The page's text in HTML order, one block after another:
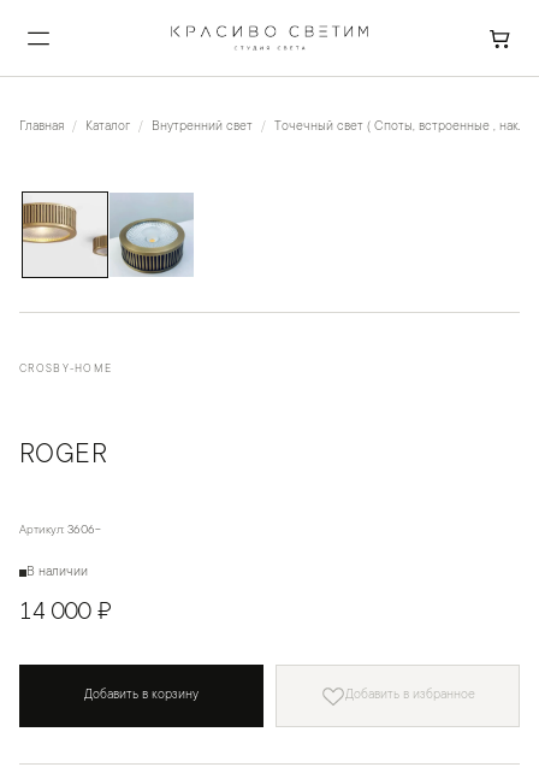
Главная Каталог Внутренний свет Точечный свет ( Споты, встроенные ,
CROSBY-HOME
ROGER
Артикул: 3606-
В наличии
14 000 ₽
Добавить в корзину Добавить в избранное